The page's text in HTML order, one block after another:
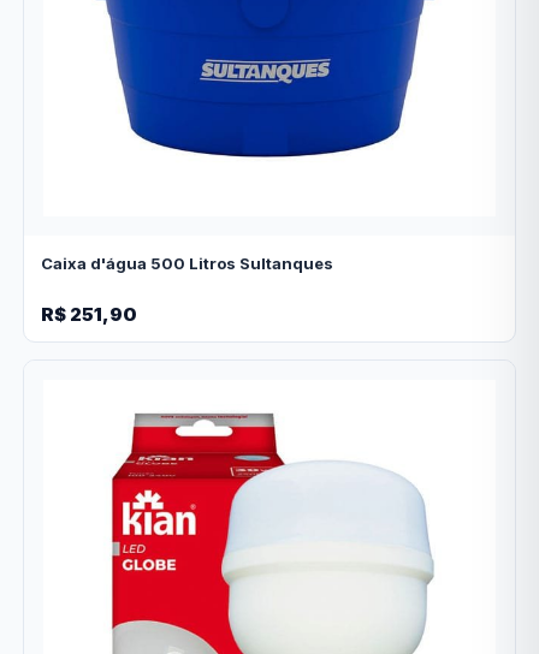
Caixa d'água 500 Litros Sultanques
R$ 251,90